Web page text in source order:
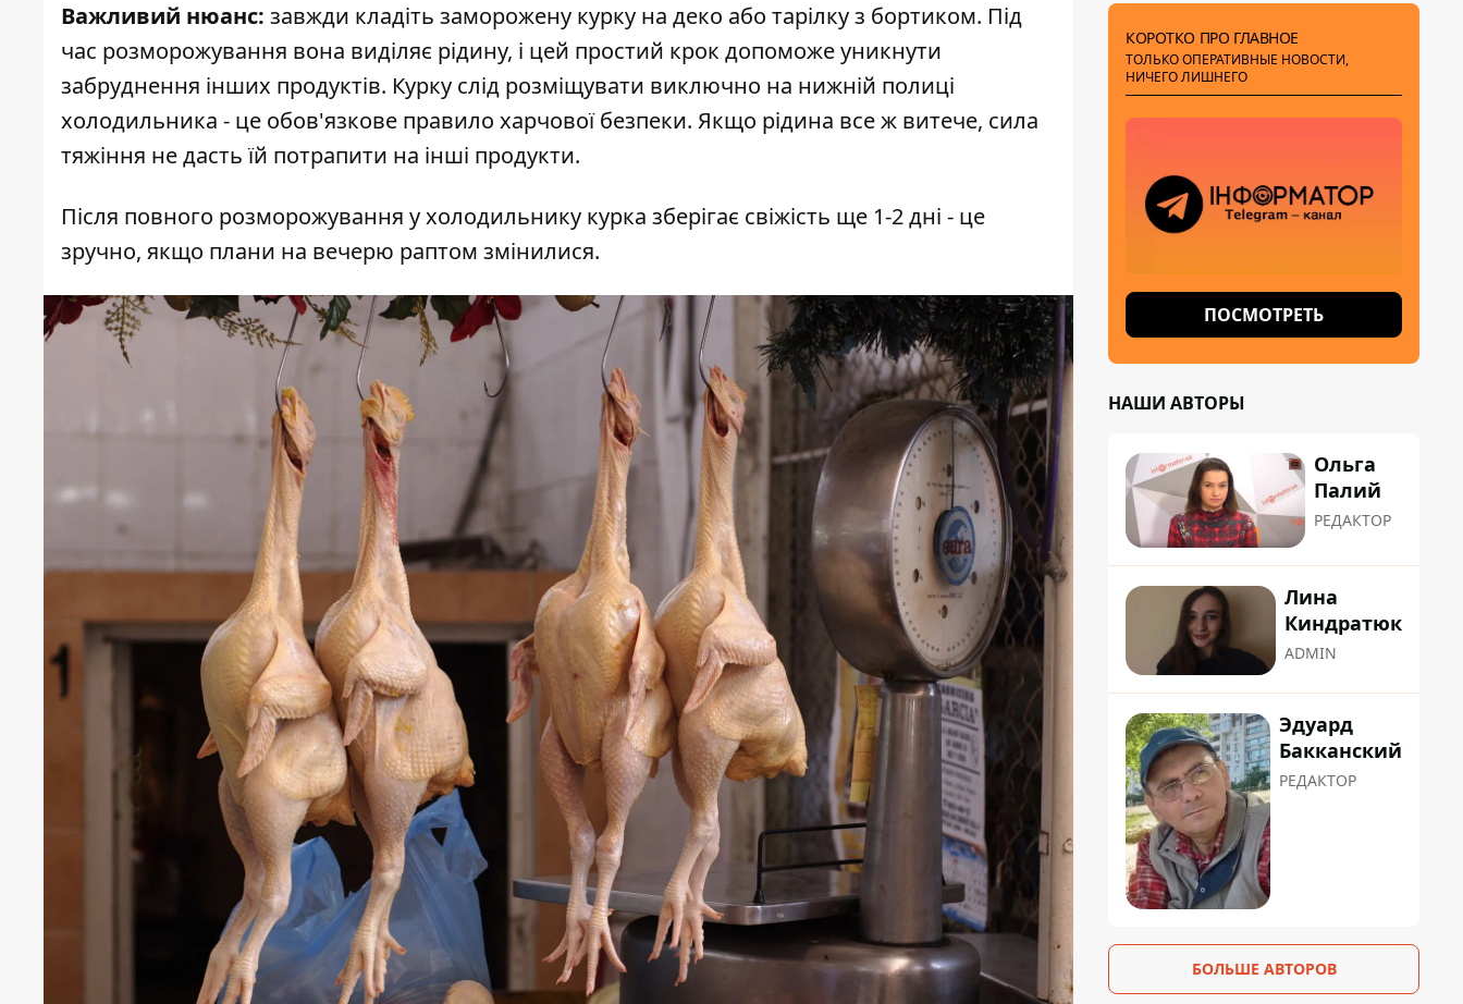
Важливий нюанс: завжди кладіть заморожену курку на деко або тарілку з бортиком. Під
час розморожування вона виділяє рідину, і цей простий крок допоможе уникнути
забруднення інших продуктів. Курку слід розміщувати виключно на нижній полиці
холодильника - це обов'язкове правило харчової безпеки. Якщо рідина все ж витече, сила
тяжіння не дасть їй потрапити на інші продукти.
Після повного розморожування у холодильнику курка зберігає свіжість ще 1-2 дні - це
зручно, якщо плани на вечерю раптом змінилися.
КОРОТКО ПРО ГЛАВНОЕ
ТОЛЬКО ОПЕРАТИВНЫЕ НОВОСТИ,
НИЧЕГО ЛИШНЕГО
ПОСМОТРЕТЬ
НАШИ АВТОРЫ
Ольга
Палий
РЕДАКТОР
Лина
Киндратюк
ADMIN
Эдуард
Бакканский
РЕДАКТОР
БОЛЬШЕ АВТОРОВ